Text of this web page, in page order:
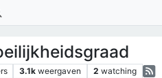
3.1k weergaven 2 watching